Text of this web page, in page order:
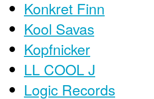
Konkret Finn
Kool Savas
Kopfnicker
LL COOL J
Logic Records